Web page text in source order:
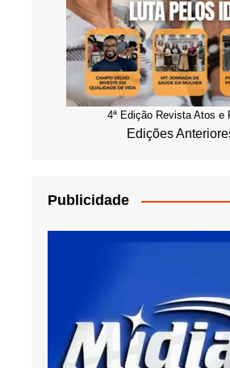
4ª Edição Revista Atos e
Edições
Publicidade